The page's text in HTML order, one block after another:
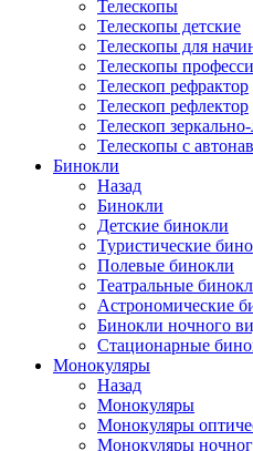
Телескопы
Телескопы детские
Телескопы для
Телескопы
Телескоп рефрактор
Телескоп рефлектор
Телескоп
Телескопы с
Бинокли
Назад
Бинокли
Детские бинокли
Туристические
Полевые бинокли
Театральные
Астрономические
Бинокли ночного
Стационарные
Монокуляры
Назад
Монокуляры
Монокуляры
Монокуляры